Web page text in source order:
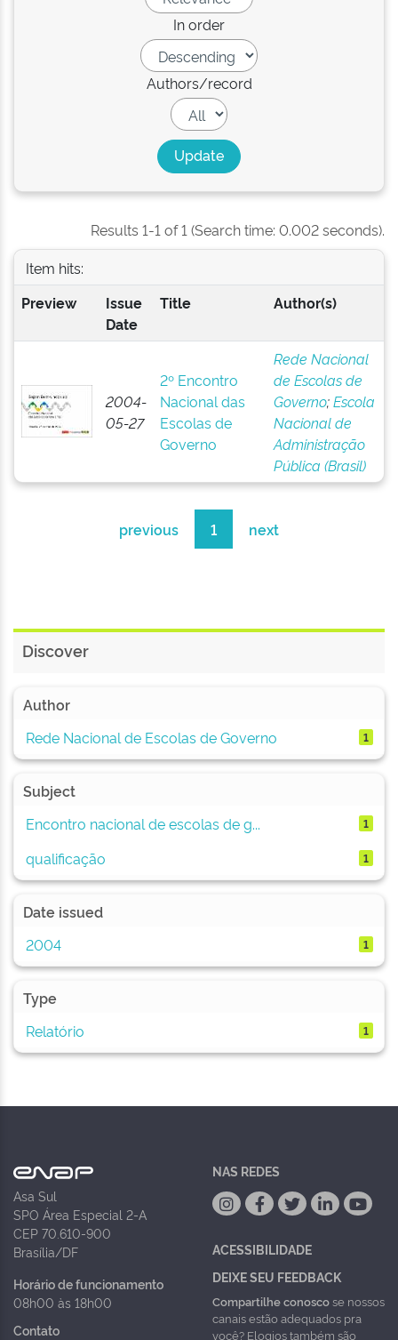
In order
Authors/record
Results 1-1 of 1 (Search time: 0.002 seconds).
Item hits:
Preview
Issue
Date
Title Author(s)
2004-
05-27
2º Encontro
Nacional das
Escolas de
Governo
Rede Nacional
de Escolas de
Governo;Escola
Nacional de
Administração
Pública (Brasil)
previous 1 next
Discover
Author
Rede Nacional de Escolas de Governo
1
Subject
Encontro nacional de escolas de g...
1
qualificação 1
Date issued
2004
1
Type
Relatório
1
Asa Sul
SPO Área Especial 2-A
CEP 70.610-900
Brasília/DF
Horário de funcionamento
08h00 às 18h00
Contato
NAS REDES
ACESSIBILIDADE
DEIXE SEU FEEDBACK
Compartilhe conoscose nossos
canais estão adequados pra
você? Elogios também são